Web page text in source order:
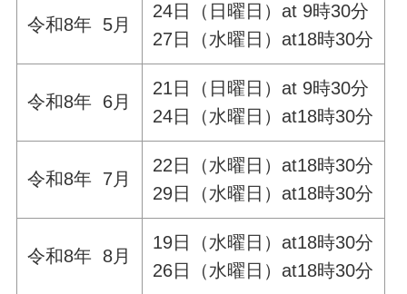
令和8年 5月
24日（日曜日）at 9時30分
27日（水曜日）at18時30分
令和8年 6月
21日（日曜日）at 9時30分
24日（水曜日）at18時30分
令和8年 7月
22日（水曜日）at18時30分
29日（水曜日）at18時30分
令和8年 8月
19日（水曜日）at18時30分
26日（水曜日）at18時30分